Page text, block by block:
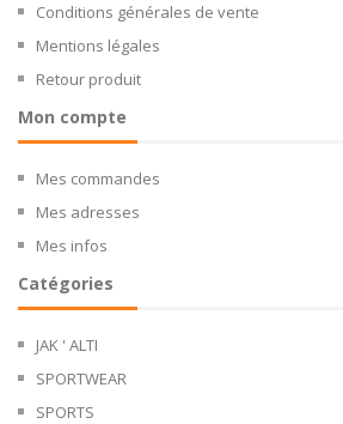
Conditions générales de vente
Mentions légales
Retour produit
Mon compte
Mes commandes
Mes adresses
Mes infos
Catégories
JAK ' ALTI
SPORTWEAR
SPORTS